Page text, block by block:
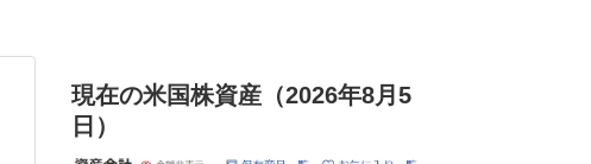
現在の米国株資産（2026年8月5
日）